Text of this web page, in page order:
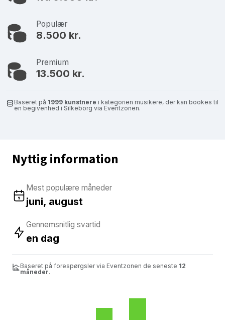
Populær
8.500 kr.
Premium
13.500 kr.
Baseret på 1999 kunstnere i kategorien musikere, der kan bookes til
en begivenhed i Silkeborg via Eventzonen.
Nyttig information
Mest populære måneder
juni, august
Gennemsnitlig svartid
en dag
Baseret på forespørgsler via Eventzonen de seneste 12
måneder.